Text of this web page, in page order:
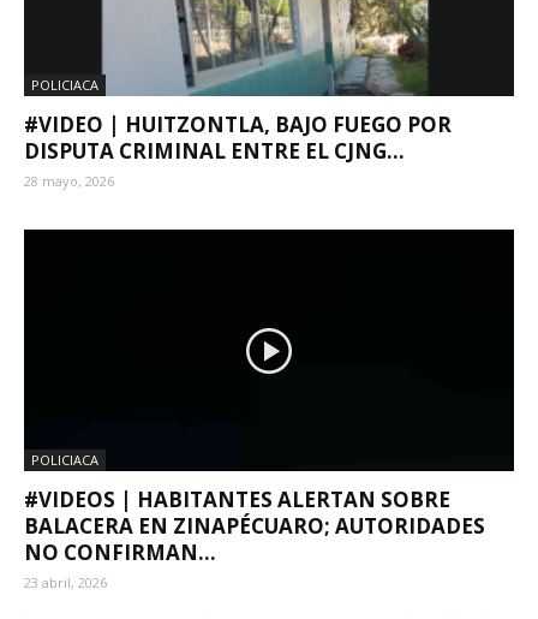
POLICIACA
#VIDEO | HUITZONTLA, BAJO FUEGO POR
DISPUTA CRIMINAL ENTRE EL CJNG...
28 mayo, 2026
POLICIACA
#VIDEOS | HABITANTES ALERTAN SOBRE
BALACERA EN ZINAPÉCUARO; AUTORIDADES
NO CONFIRMAN...
23 abril, 2026